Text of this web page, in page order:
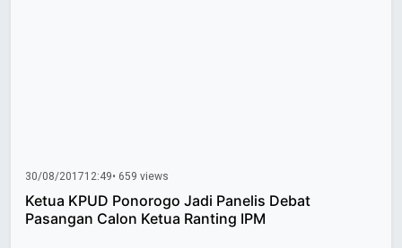
30/08/201712:49• 659 views
Ketua KPUD Ponorogo Jadi Panelis Debat
Pasangan Calon Ketua Ranting IPM